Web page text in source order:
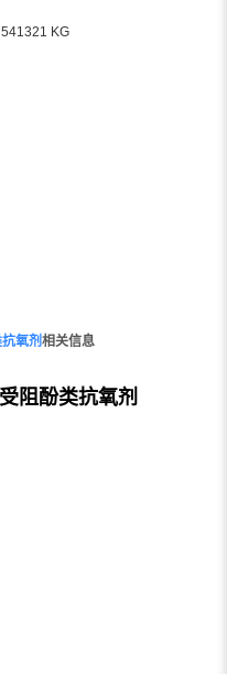
541321 KG
氧剂相关信息
阻酚类抗氧剂